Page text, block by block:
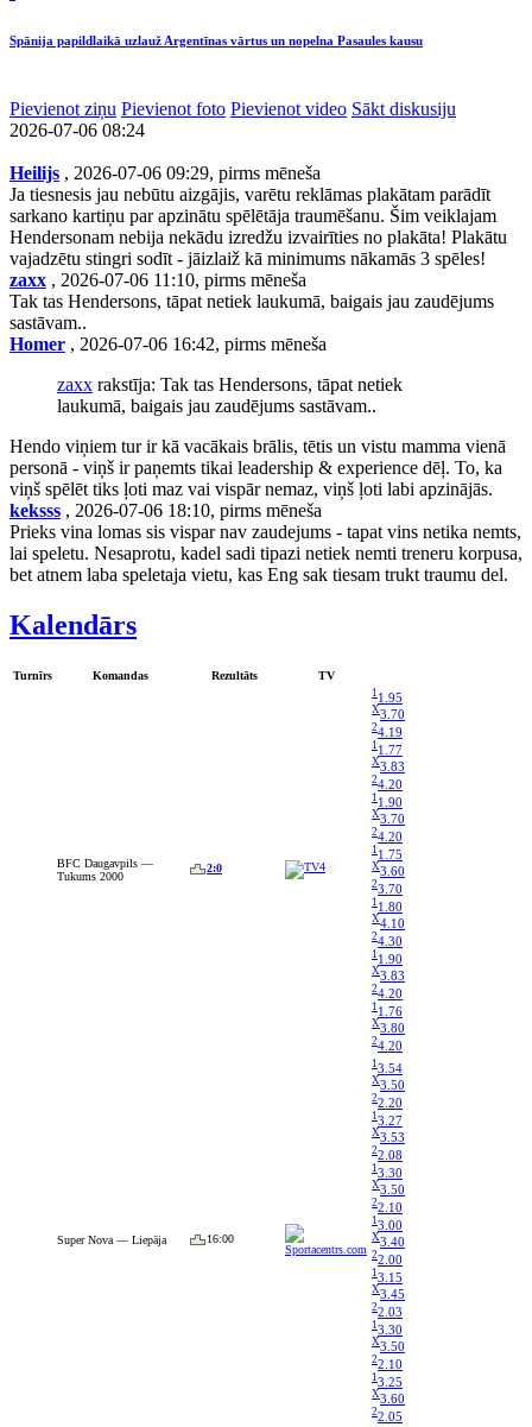
Spānija papildlaikā uzlauž Argentīnas vārtus un nopelna Pasaules kausu
Pievienot ziņu Pievienot foto Pievienot video Sākt diskusiju
2026-07-06 08:24
Heilijs , 2026-07-06 09:29, pirms mēneša
Ja tiesnesis jau nebūtu aizgājis, varētu reklāmas plakātam parādīt
sarkano kartiņu par apzinātu spēlētāja traumēšanu. Šim veiklajam
Hendersonam nebija nekādu izredžu izvairīties no plakāta! Plakātu
vajadzētu stingri sodīt - jāizlaiž kā minimums nākamās 3 spēles!
zaxx , 2026-07-06 11:10, pirms mēneša
Tak tas Hendersons, tāpat netiek laukumā, baigais jau zaudējums
sastāvam..
Homer , 2026-07-06 16:42, pirms mēneša
zaxx rakstīja: Tak tas Hendersons, tāpat netiek
laukumā, baigais jau zaudējums sastāvam..
Hendo viņiem tur ir kā vacākais brālis, tētis un vistu mamma vienā
personā - viņš ir paņemts tikai leadership & experience dēļ. To, ka
viņš spēlēt tiks ļoti maz vai vispār nemaz, viņš ļoti labi apzinājās.
keksss , 2026-07-06 18:10, pirms mēneša
Prieks vina lomas sis vispar nav zaudejums - tapat vins netika nemts,
lai speletu. Nesaprotu, kadel sadi tipazi netiek nemti treneru korpusa,
bet atnem laba speletaja vietu, kas Eng sak tiesam trukt traumu del.
Kalendārs
Turnīrs Komandas Rezultāts TV
BFC Daugavpils —
Tukums 2000
2:0
1 1.95
X3.70
24.19
1 1.77
X3.83
24.20
1 1.90
X3.70
24.20
1 1.75
X3.60
23.70
1 1.80
X4.10
24.30
1 1.90
X3.83
24.20
1 1.76
X3.80
24.20
Super Nova — Liepāja 16:00
13.54
X3.50
22.20
13.27
X3.53
22.08
13.30
X3.50
22.10
13.00
X3.40
22.00
1 3.15
X3.45
22.03
1 3.30
X3.50
22.10
1 3.25
X3.60
22.05